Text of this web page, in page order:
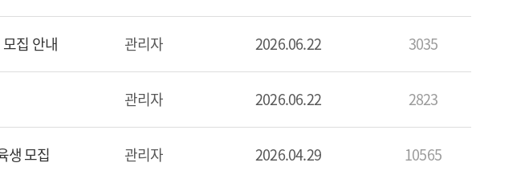
집 안내 관리자 2026.06.22 3035
관리자 2026.06.22 2823
생 모집 관리자 2026.04.29 10565